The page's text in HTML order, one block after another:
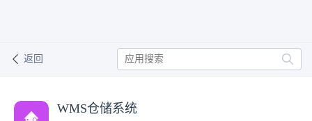
返回
WMS仓储系统